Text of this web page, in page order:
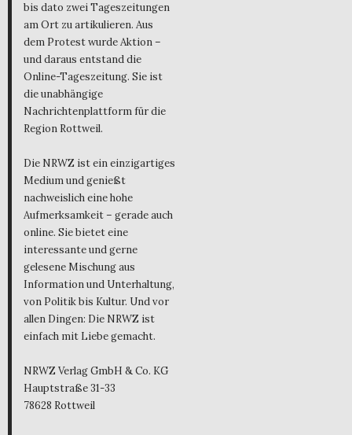
bis dato zwei Tageszeitungen
am Ort zu artikulieren. Aus
dem Protest wurde Aktion –
und daraus entstand die
Online-Tageszeitung. Sie ist
die unabhängige
Nachrichtenplattform für die
Region Rottweil.
Die NRWZ ist ein einzigartiges
Medium und genießt
nachweislich eine hohe
Aufmerksamkeit – gerade auch
online. Sie bietet eine
interessante und gerne
gelesene Mischung aus
Information und Unterhaltung,
von Politik bis Kultur. Und vor
allen Dingen: Die NRWZ ist
einfach mit Liebe gemacht.
NRWZ Verlag GmbH & Co. KG
Hauptstraße 31-33
78628 Rottweil